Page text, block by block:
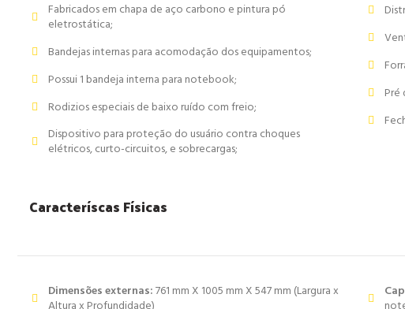
Fabricados em chapa de aço carbono e pintura pó
eletrostática;
Bandejas internas para acomodação dos equipamentos;
Possui 1 bandeja interna para notebook;
Rodizios especiais de baixo ruído com freio;
Dispositivo para proteção do usuário contra choques
elétricos, curto-circuitos, e sobrecargas;
Pré
Caracteríscas Físicas
Dimensões externas:761 mm X 1005 mm X 547 mm (Largura x